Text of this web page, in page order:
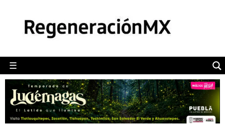
☰
POLÍTICA
CAMALEÓN
OPINIÓN
DEPORTES